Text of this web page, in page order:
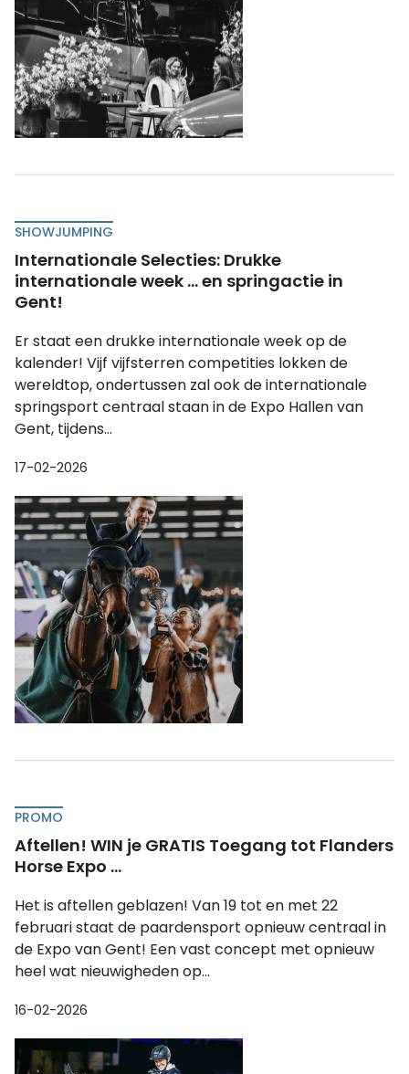
SHOWJUMPING
Internationale Selecties: Drukke
internationale week ... en springactie in
Gent!
Er staat een drukke internationale week op de
kalender! Vijf vijfsterren competities lokken de
wereldtop, ondertussen zal ook de internationale
springsport centraal staan in de Expo Hallen van
Gent, tijdens...
17-02-2026
PROMO
Aftellen! WIN je GRATIS Toegang tot Flanders
Horse Expo ...
Het is aftellen geblazen! Van 19 tot en met 22
februari staat de paardensport opnieuw centraal in
de Expo van Gent! Een vast concept met opnieuw
heel wat nieuwigheden op...
16-02-2026